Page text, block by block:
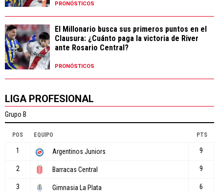
PRONÓSTICOS
El Millonario busca sus primeros puntos en el
Clausura: ¿Cuánto paga la victoria de River
ante Rosario Central?
PRONÓSTICOS
LIGA PROFESIONAL